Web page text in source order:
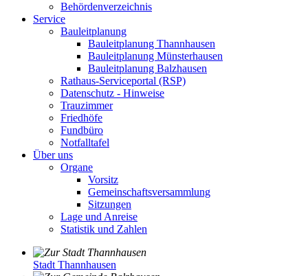
Behördenverzeichnis
Service
Bauleitplanung
Bauleitplanung Thannhausen
Bauleitplanung Münsterhausen
Bauleitplanung Balzhausen
Rathaus-Serviceportal (RSP)
Datenschutz - Hinweise
Trauzimmer
Friedhöfe
Fundbüro
Notfalltafel
Über uns
Organe
Vorsitz
Gemeinschaftsversammlung
Sitzungen
Lage und Anreise
Statistik und Zahlen
Stadt Thannhausen